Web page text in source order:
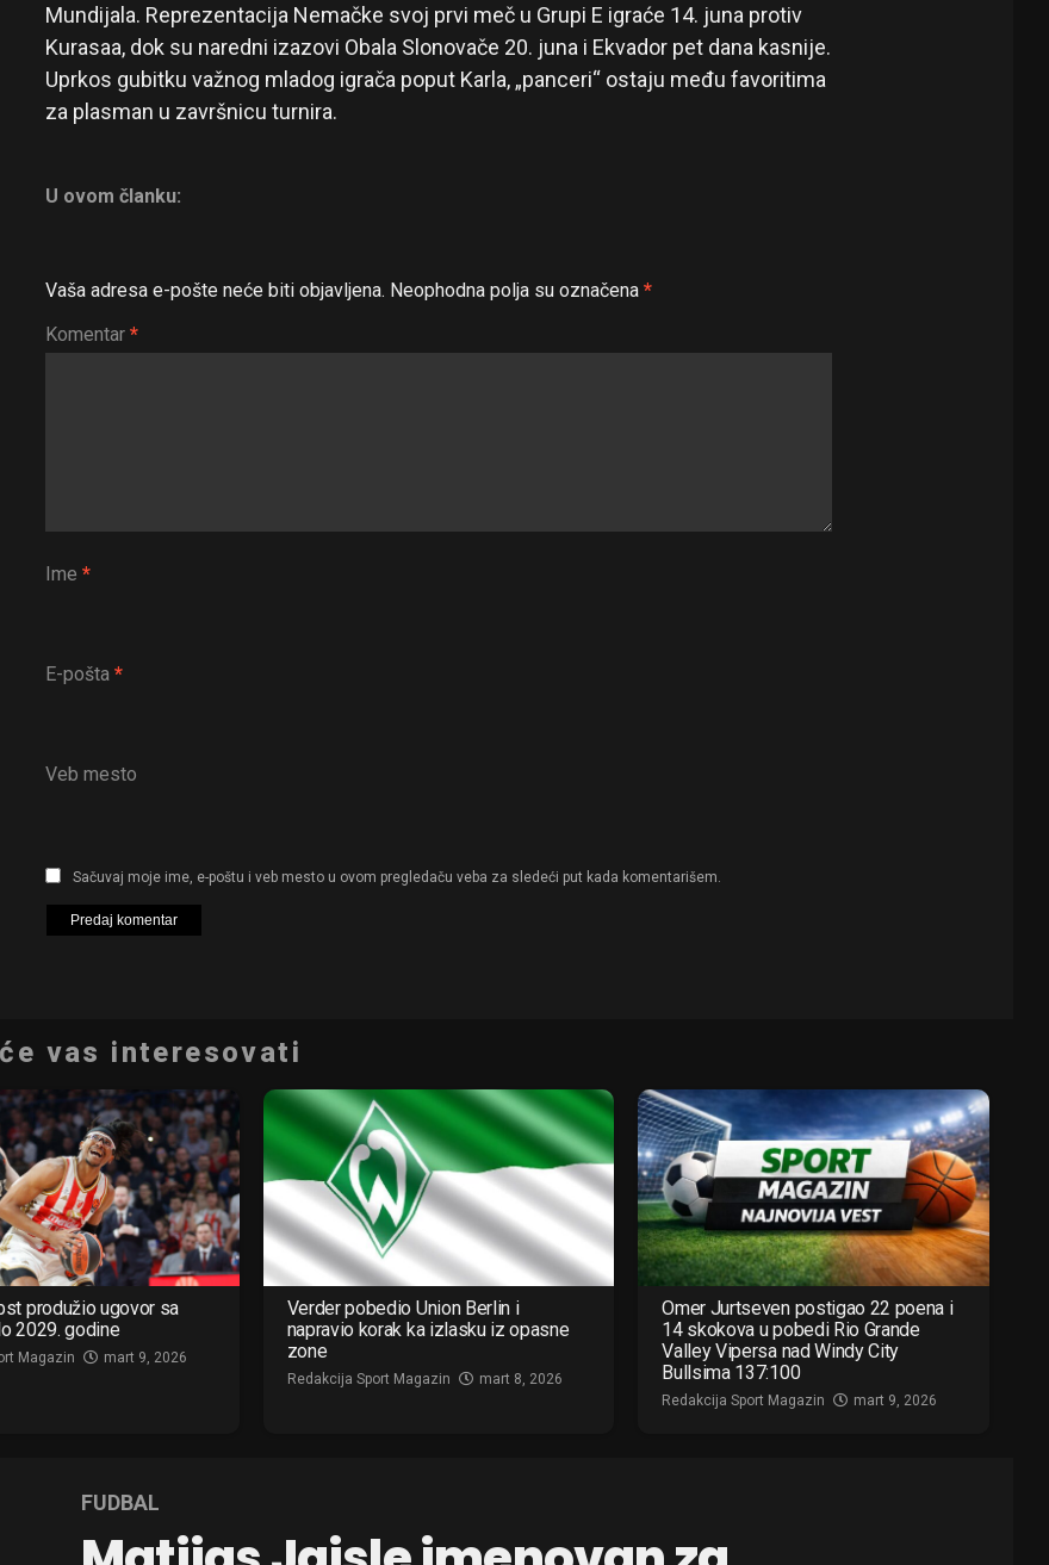
Mundijala. Reprezentacija Nemačke svoj prvi meč u Grupi E igraće 14. juna protiv
Kurasaa, dok su naredni izazovi Obala Slonovače 20. juna i Ekvador pet dana kasnije.
Uprkos gubitku važnog mladog igrača poput Karla, „panceri“ ostaju među favoritima
za plasman u završnicu turnira.
U ovom članku:
Vaša adresa e-pošte neće biti objavljena. Neophodna polja su označena *
Komentar *
Ime *
E-pošta *
Veb mesto
Sačuvaj moje ime, e-poštu i veb mesto u ovom pregledaču veba za sledeći put kada komentarišem.
vas interesovati
produžio ugovor sa
2029. godine
Magazin mart 9, 2026
Verder pobedio Union Berlin i
napravio korak ka izlasku iz opasne
zone
Redakcija Sport Magazin mart 8, 2026
Omer Jurtseven postigao 22 poena i
14 skokova u pobedi Rio Grande
Valley Vipersa nad Windy City
Bullsima 137:100
Redakcija Sport Magazin mart 9, 2026
FUDBAL